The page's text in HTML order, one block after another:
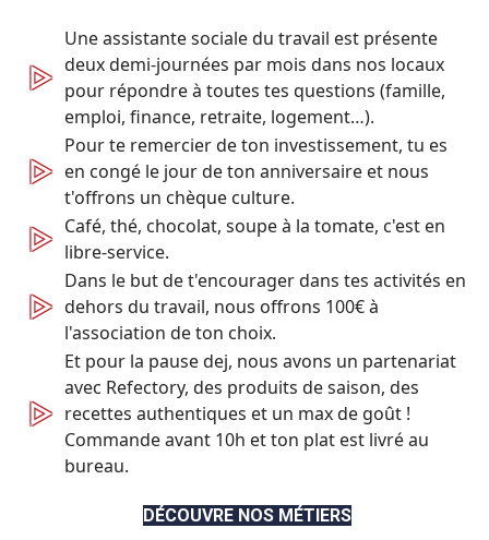
▷
Une assistante sociale du travail est présente
deux demi-journées par mois dans nos locaux
pour répondre à toutes tes questions (famille,
emploi, finance, retraite, logement…).
▷
Pour te remercier de ton investissement, tu es
en congé le jour de ton anniversaire et nous
t'offrons un chèque culture.
▷ Café, thé, chocolat, soupe à la tomate, c'est en
libre-service.
▷
Dans le but de t'encourager dans tes activités en
dehors du travail, nous offrons 100€ à
l'association de ton choix.
▷
Et pour la pause dej, nous avons un partenariat
avec Refectory, des produits de saison, des
recettes authentiques et un max de goût !
Commande avant 10h et ton plat est livré au
bureau.
DÉCOUVRE NOS MÉTIERS